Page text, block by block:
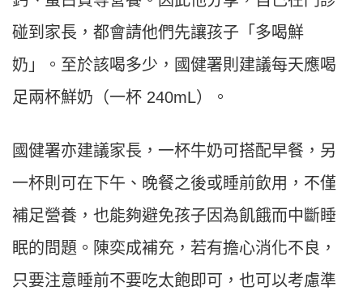
碰到家長，都會請他們先讓孩子「多喝鮮
奶」。至於該喝多少，國健署則建議每天應喝
足兩杯鮮奶（一杯 240mL）。
國健署亦建議家長，一杯牛奶可搭配早餐，另
一杯則可在下午、晚餐之後或睡前飲用，不僅
補足營養，也能夠避免孩子因為飢餓而中斷睡
眠的問題。陳奕成補充，若有擔心消化不良，
只要注意睡前不要吃太飽即可，也可以考慮準